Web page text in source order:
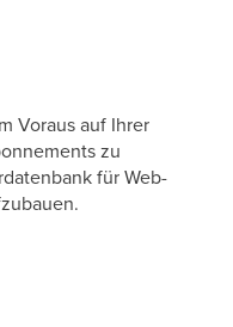
Voraus auf Ihrer
zu
für Web-